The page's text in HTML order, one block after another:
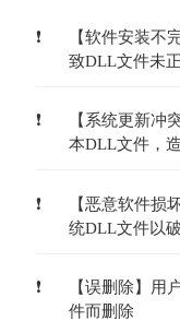
【软件安装不
致DLL文件未
【系统更新冲
本DLL文件，
【恶意软件损
统DLL文件以
【误删除】用
件而删除